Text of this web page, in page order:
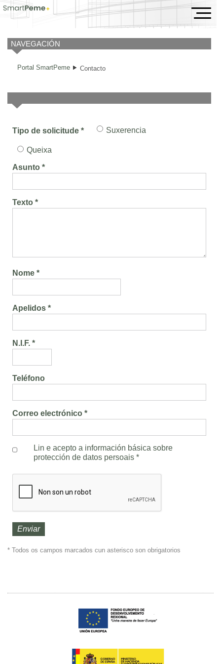
Contacto
NAVEGACIÓN
Portal SmartPeme Contacto
Tipo de solicitude * Suxerencia
Queixa
Asunto *
Texto *
Nome *
Apelidos *
N.I.F. *
Teléfono
Correo electrónico *
Lin e acepto a información básica sobre
protección de datos persoais *
* Todos os campos marcados cun asterisco son obrigatorios